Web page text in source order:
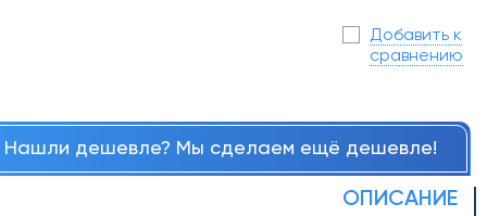
Добавить к
сравнению
Нашли дешевле? Мы сделаем ещё дешевле!
ОПИСАНИЕ